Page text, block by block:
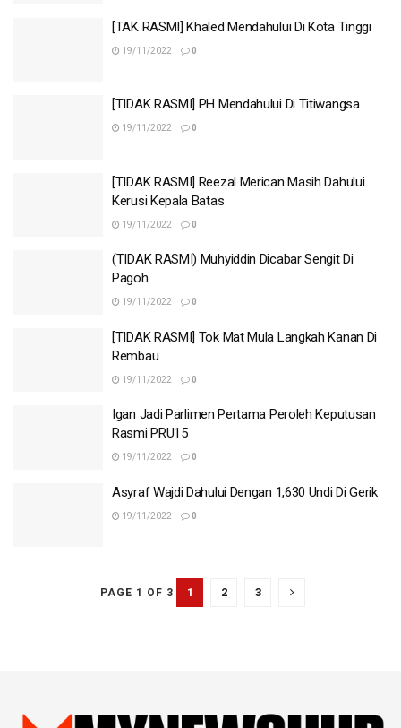
[TAK RASMI] Khaled Mendahului Di Kota Tinggi
19/11/2022 0
[TIDAK RASMI] PH Mendahului Di Titiwangsa
19/11/2022 0
[TIDAK RASMI] Reezal Merican Masih Dahului
Kerusi Kepala Batas
19/11/2022 0
(TIDAK RASMI) Muhyiddin Dicabar Sengit Di
Pagoh
19/11/2022 0
[TIDAK RASMI] Tok Mat Mula Langkah Kanan Di
Rembau
19/11/2022 0
Igan Jadi Parlimen Pertama Peroleh Keputusan
Rasmi PRU15
19/11/2022 0
Asyraf Wajdi Dahului Dengan 1,630 Undi Di Gerik
19/11/2022 0
PAGE 1 OF 3 1 2 3